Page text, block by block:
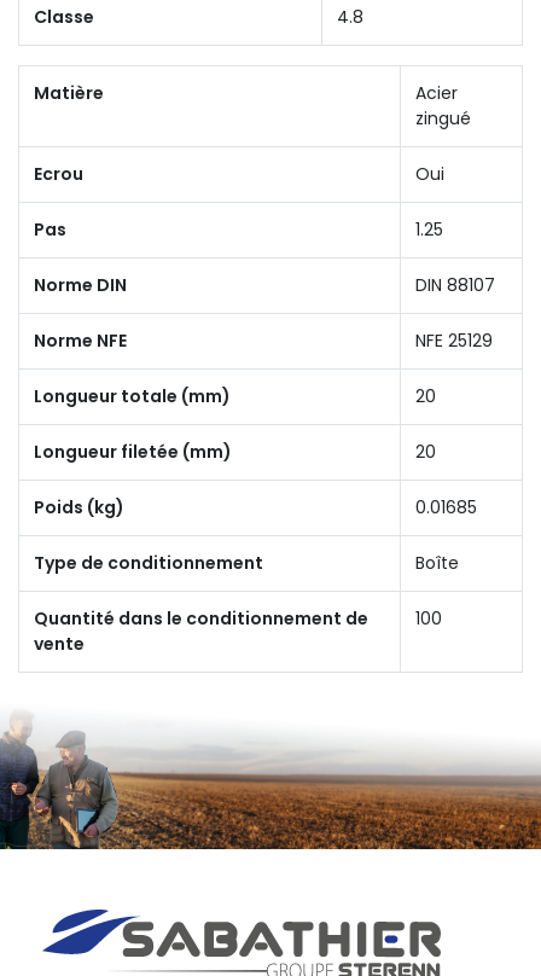
Classe 4.8
Matière
Acier
zingué
Ecrou Oui
Pas 1.25
Norme DIN DIN 88107
Norme NFE NFE 25129
Longueur totale (mm) 20
Longueur filetée (mm) 20
Poids (kg) 0.01685
Type de conditionnement Boîte
Quantité dans le conditionnement de
vente
100